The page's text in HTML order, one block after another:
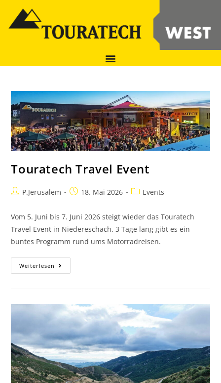
Touratech Travel Event
P.Jerusalem 18. Mai 2026 Events
Vom 5. Juni bis 7. Juni 2026 steigt wieder das Touratech
Travel Event in Niedereschach. 3 Tage lang gibt es ein
buntes Programm rund ums Motorradreisen.
Weiterlesen